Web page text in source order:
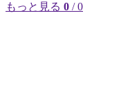
もっと見る 0 / 0